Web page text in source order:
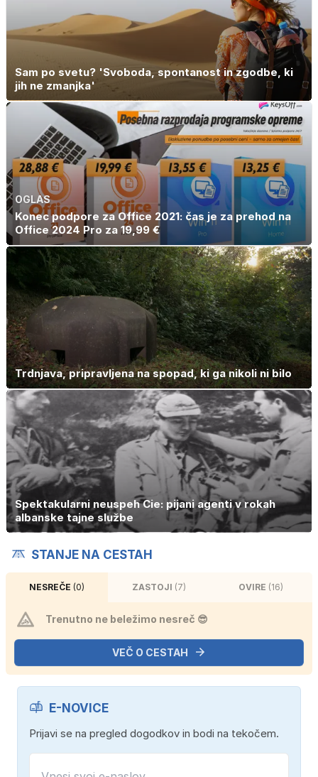
Sam po svetu? 'Svoboda, spontanost in zgodbe, ki
jih ne zmanjka'
OGLAS
Konec podpore za Office 2021: čas je za prehod na
Office 2024 Pro za 19,99 €
Trdnjava, pripravljena na spopad, ki ga nikoli ni bilo
Spektakularni neuspeh Cie: pijani agenti v rokah
albanske tajne službe
STANJE NA CESTAH
NESREČE (0) ZASTOJI (7) OVIRE (16)
Trenutno ne beležimo nesreč 😎
VEČ O CESTAH
E-NOVICE
Prijavi se na pregled dogodkov in bodi na tekočem.